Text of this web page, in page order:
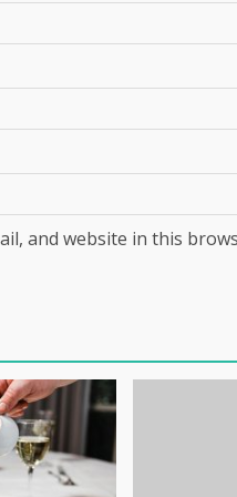
and website in this